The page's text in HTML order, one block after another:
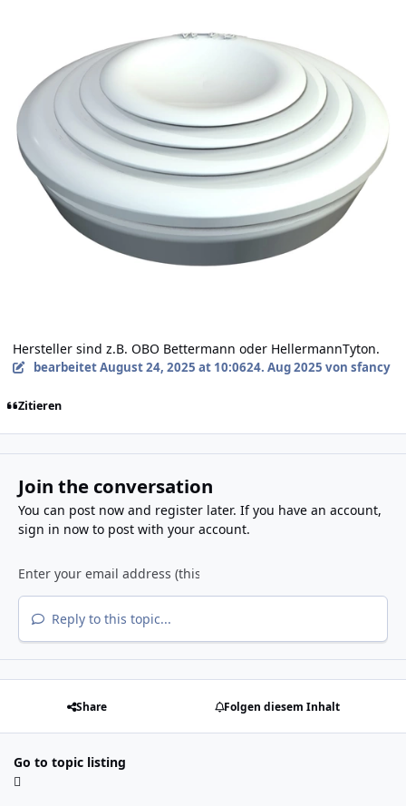
Hersteller sind z.B. OBO Bettermann oder HellermannTyton.
bearbeitetAugust 24, 2025 at 10:0624. Aug 2025 von sfancy
Zitieren
Join the conversation
You can post now and register later. If you have an account,
sign in nowto post with your account.
Reply to this topic...
Share Folgen diesem Inhalt
Go to topic listing